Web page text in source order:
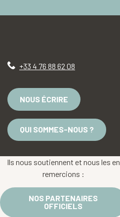
+33 4 76 88 62 08
NOUS ÉCRIRE
QUI SOMMES-NOUS ?
Ils nous soutiennent et nous les en
remercions :
NOS PARTENAIRES
OFFICIELS